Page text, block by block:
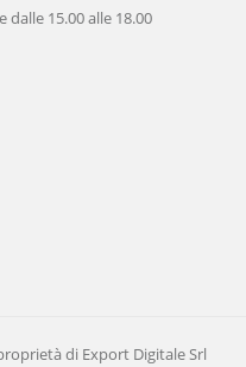
dalle 15.00 alle 18.00
di Export Digitale Srl